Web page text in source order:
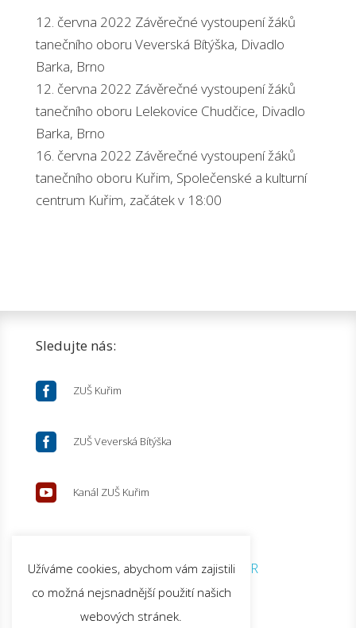
12. června 2022 Závěrečné vystoupení žáků
tanečního oboru Veverská Bítýška, Divadlo
Barka, Brno
12. června 2022 Závěrečné vystoupení žáků
tanečního oboru Lelekovice Chudčice, Divadlo
Barka, Brno
16. června 2022 Závěrečné vystoupení žáků
tanečního oboru Kuřim, Společenské a kulturní
centrum Kuřim, začátek v 18:00
Sledujte nás:
 ZUŠ Kuřim
 ZUŠ Veverská Bítýška
 Kanál ZUŠ Kuřim
© 2026 ZUŠ Kuřim |GDPR
Užíváme cookies, abychom vám zajistili
co možná nejsnadnější použití našich
webových stránek.